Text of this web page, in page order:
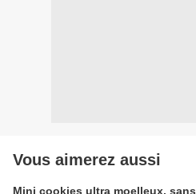
Vous aimerez aussi
Mini cookies ultra moelleux, sans